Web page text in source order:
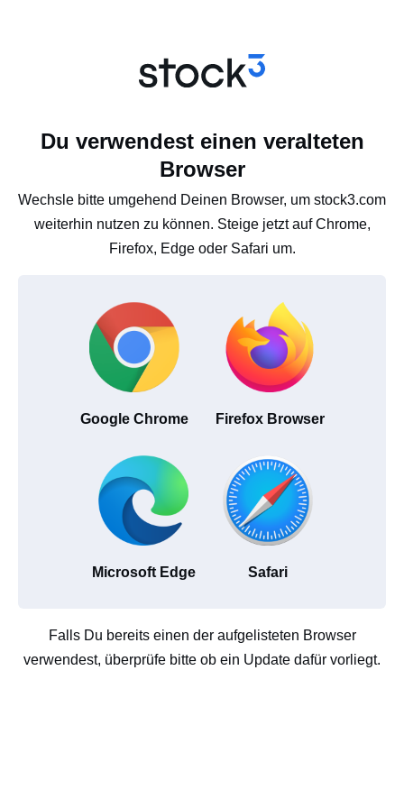
Du verwendest einen veralteten
Browser
Wechsle bitte umgehend Deinen Browser, um stock3.com
weiterhin nutzen zu können. Steige jetzt auf Chrome,
Firefox, Edge oder Safari um.
Google Chrome Firefox Browser
Microsoft Edge Safari
Falls Du bereits einen der aufgelisteten Browser
verwendest, überprüfe bitte ob ein Update dafür vorliegt.